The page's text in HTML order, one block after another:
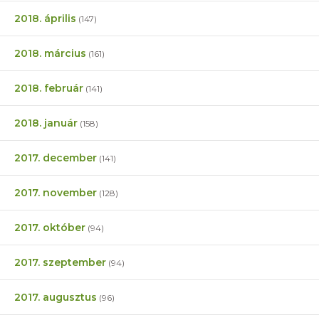
2018. április (147)
2018. március (161)
2018. február (141)
2018. január (158)
2017. december (141)
2017. november (128)
2017. október (94)
2017. szeptember (94)
2017. augusztus (96)